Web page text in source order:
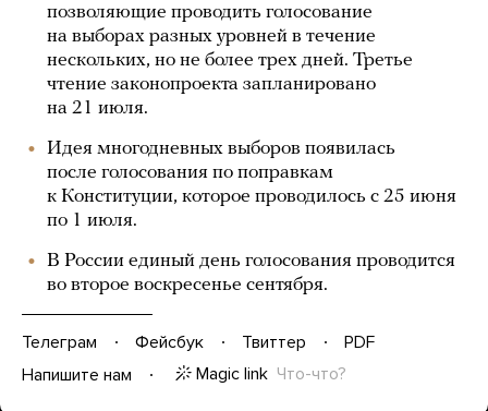
позволяющие проводить голосование
на выборах разных уровней в течение
нескольких, но не более трех дней. Третье
чтение законопроекта запланировано
на 21 июля.
Идея многодневных выборов появилась
после голосования по поправкам
к Конституции, которое проводилось с 25 июня
по 1 июля.
В России единый день голосования проводится
во второе воскресенье сентября.
Телеграм Фейсбук Твиттер
PDF
Напишите нам
Magic link Что-что?